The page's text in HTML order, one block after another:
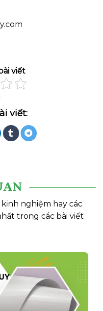
viết
nghiệm hay các
trong các bài viết